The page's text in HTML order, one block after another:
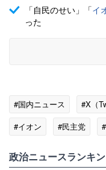
「自民のせい」「イ
った
#国内ニュース #X（
#イオン
#民主党
政治ニュースランキ